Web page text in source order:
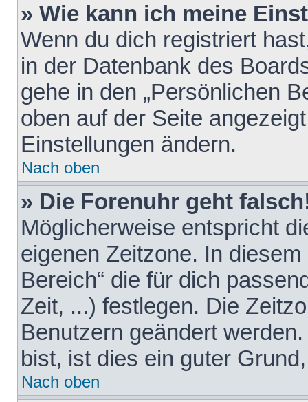
» Wie kann ich meine
Wenn du dich registriert
in der Datenbank des
gehe in den „Persönlichen
oben auf der Seite
Einstellungen ändern.
Nach oben
» Die Forenuhr geht
Möglicherweise entspricht
eigenen Zeitzone. In
Bereich“ die für dich
Zeit, ...) festlegen. Die
Benutzern geändert
bist, ist dies ein guter
Nach oben